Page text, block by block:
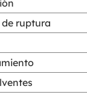
ruptura